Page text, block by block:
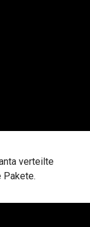
verteilte
Pakete.